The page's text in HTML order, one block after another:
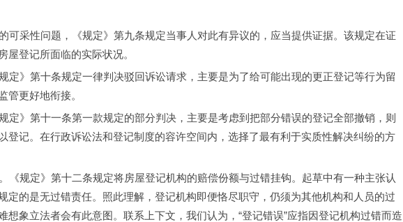
采性问题，《规定》第九条规定当事人对此有异议的，应当提供证据。该规定在证
屋登记所面临的实际状况。
》第十条规定一律判决驳回诉讼请求，主要是为了给可能出现的更正登记等行为留
管更好地衔接。
》第十一条第一款规定的部分判决，主要是考虑到把部分错误的登记全部撤销，则
登记。在行政诉讼法和登记制度的容许空间内，选择了最有利于实质性解决纠纷的方
规定》第十二条规定将房屋登记机构的赔偿份额与过错挂钩。起草中有一种主张认
定的是无过错责任。照此理解，登记机构即便恪尽职守，仍须为其他机构和人员的过
想象立法者会有此意图。联系上下文，我们认为，“登记错误”应指因登记机构过错而造